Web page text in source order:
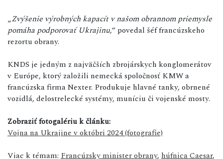
„Zvýšenie výrobných kapacít v našom obrannom priemysle
pomáha podporovať Ukrajinu,“ povedal šéf francúzskeho
rezortu obrany.
KNDS je jedným z najväčších zbrojárskych konglomerátov
v Európe, ktorý založili nemecká spoločnosť KMW a
francúzska firma Nexter. Produkuje hlavné tanky, obrnené
vozidlá, delostrelecké systémy, muníciu či vojenské mosty.
Zobraziť fotogalériu k článku:
Vojna na Ukrajine v októbri 2024 (fotografie)
Viac k témam: Francúzsky minister obrany, húfnica Caesar,